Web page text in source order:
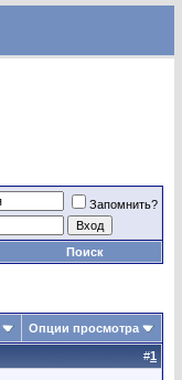
Запомнить?
Поиск
Опции просмотра
#1